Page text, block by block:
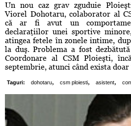
Un nou caz grav zguduie
Viorel Dohotaru, colaborator al
că ar fi avut un
declaraţiilor unei sportive
atingea fetele în zonele intime,
la duş. Problema a fost
Coordonare al CSM Ploieşti,
septembrie, atunci când exista doar
Taguri: dohotaru, csm ploiesti, asistent,